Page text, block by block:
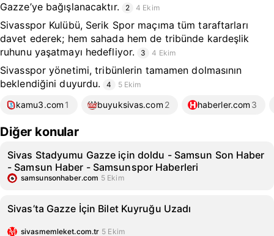
Gazze’ye bağışlanacaktır.
2 4 Ekim
Sivasspor Kulübü, Serik Spor maçıma tüm taraftarları
davet ederek; hem sahada hem de tribünde kardeşlik
ruhunu yaşatmayı hedefliyor.
3 4 Ekim
Sivasspor yönetimi, tribünlerin tamamen dolmasının
beklendiğini duyurdu.
4 5 Ekim
kamu3.com 1 buyuksivas.com 2 haberler.com 3
Diğer konular
Sivas Stadyumu Gazze için doldu - Samsun Son Haber
- Samsun Haber - Samsunspor Haberleri
samsunsonhaber.com 5 Ekim
Sivas’ta Gazze İçin Bilet Kuyruğu Uzadı
sivasmemleket.com.tr 5 Ekim